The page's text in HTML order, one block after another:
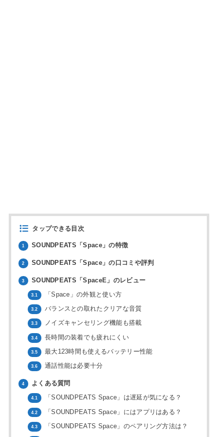
タップできる目次
1 SOUNDPEATS「Space」の特徴
2 SOUNDPEATS「Space」の口コミや評判
3 SOUNDPEATS「SpaceE」のレビュー
3.1 「Space」の外観と使い方
3.2 バランスとの取れたクリアな音質
3.3 ノイズキャンセリング機能も搭載
3.4 長時間の装着でも疲れにくい
3.5 最大123時間も使えるバッテリー性能
3.6 通話性能は必要十分
4 よくある質問
4.1 「SOUNDPEATS Space」は遅延が気になる？
4.2 「SOUNDPEATS Space」にはアプリはある？
4.3 「SOUNDPEATS Space」のペアリング方法は？